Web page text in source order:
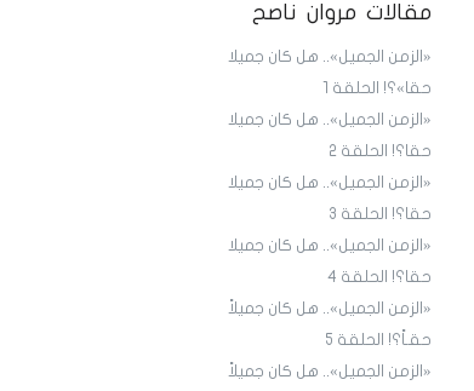
مقالات مروان ناصح
«الزمن الجميل».. هل كان جميلا
حقا»؟! الحلقة 1
«الزمن الجميل».. هل كان جميلا
حقا؟! الحلقة 2
«الزمن الجميل».. هل كان جميلا
حقا؟! الحلقة 3
«الزمن الجميل».. هل كان جميلا
حقا؟! الحلقة 4
«الزمن الجميل».. هل كان جميلاً
حقـاً؟! الحلقة 5
«الزمن الجميل».. هل كان جميلاً